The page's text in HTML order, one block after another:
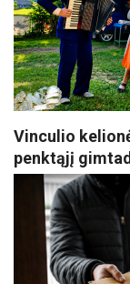
Vinculio
penktąjį